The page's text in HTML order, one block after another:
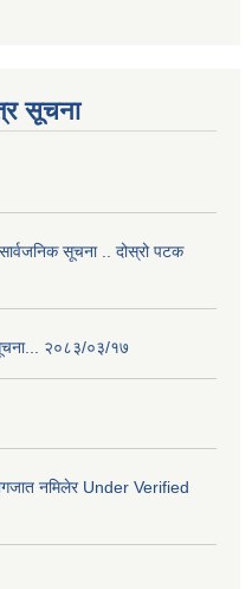
सूचना
सूचना .. दोस्रो पटक
२०८३/०३/१७
नमिलेर Under Verified